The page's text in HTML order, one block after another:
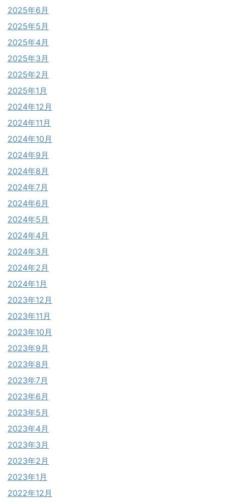
2025年6月
2025年5月
2025年4月
2025年3月
2025年2月
2025年1月
2024年12月
2024年11月
2024年10月
2024年9月
2024年8月
2024年7月
2024年6月
2024年5月
2024年4月
2024年3月
2024年2月
2024年1月
2023年12月
2023年11月
2023年10月
2023年9月
2023年8月
2023年7月
2023年6月
2023年5月
2023年4月
2023年3月
2023年2月
2023年1月
2022年12月